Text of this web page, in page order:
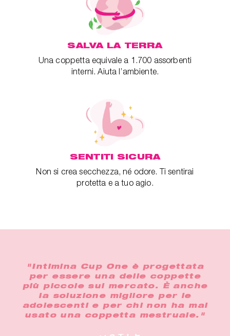
SALVA LA TERRA
Una coppetta equivale a 1.700 assorbenti
interni. Aiuta l’ambiente.
SENTITI SICURA
Non si crea secchezza, né odore. Ti sentirai
protetta e a tuo agio.
"Intimina Cup One è progettata
per essere una delle coppette
più piccole sul mercato. È anche
la soluzione migliore per le
adolescenti e per chi non ha mai
usato una coppetta mestruale."